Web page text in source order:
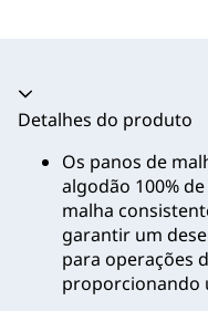
Acordeão recolhido
Detalhes do produto
Os panos de
algodão 100%
malha
garantir um
para operações
proporcionando